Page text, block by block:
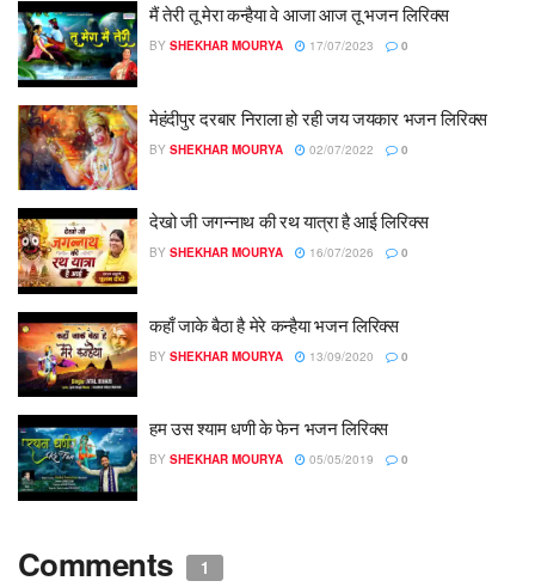
मैं तेरी तू मेरा कन्हैया वे आजा आज तू भजन लिरिक्स
BY SHEKHAR MOURYA 17/07/2023 0
मेहंदीपुर दरबार निराला हो रही जय जयकार भजन लिरिक्स
BY SHEKHAR MOURYA 02/07/2022 0
देखो जी जगन्नाथ की रथ यात्रा है आई लिरिक्स
BY SHEKHAR MOURYA 16/07/2026 0
कहाँ जाके बैठा है मेरे कन्हैया भजन लिरिक्स
BY SHEKHAR MOURYA 13/09/2020 0
हम उस श्याम धणी के फेन भजन लिरिक्स
BY SHEKHAR MOURYA 05/05/2019 0
Comments 1